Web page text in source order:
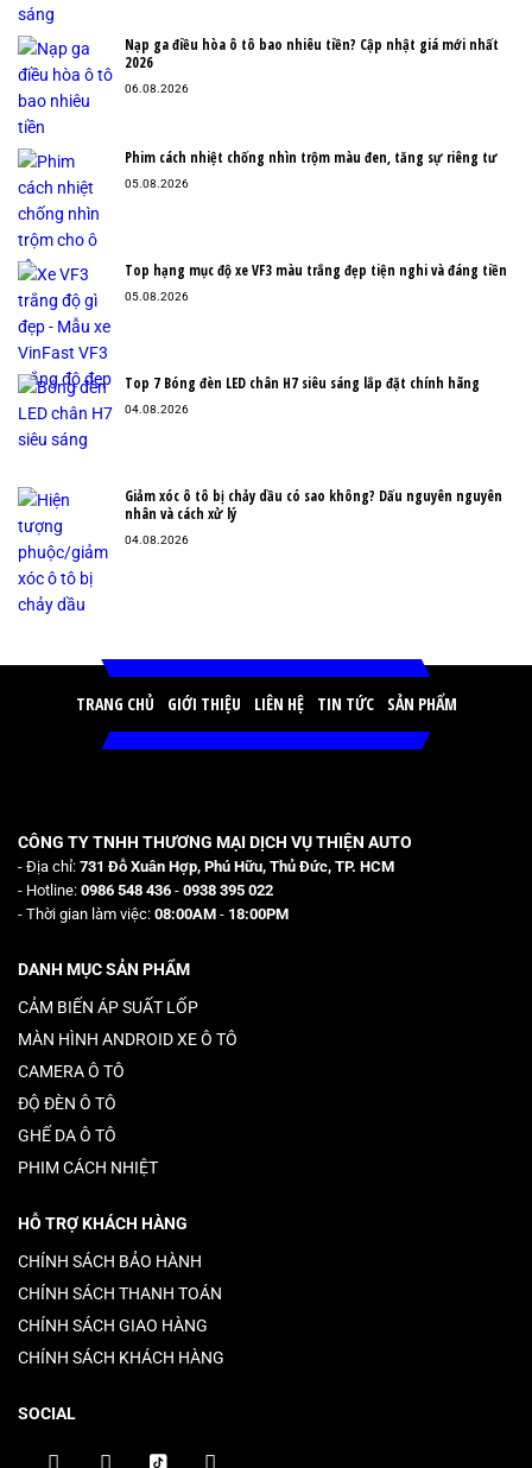
Nạp ga điều hòa ô tô bao nhiêu tiền? Cập nhật giá mới nhất
2026
06.08.2026
Phim cách nhiệt chống nhìn trộm màu đen, tăng sự riêng tư
05.08.2026
Top hạng mục độ xe VF3 màu trắng đẹp tiện nghi và đáng tiền
05.08.2026
Top 7 Bóng đèn LED chân H7 siêu sáng lắp đặt chính hãng
04.08.2026
Giảm xóc ô tô bị chảy dầu có sao không? Dấu nguyên nguyên
nhân và cách xử lý
04.08.2026
TRANG CHỦ GIỚI THIỆU LIÊN HỆ TIN TỨC SẢN PHẨM
CÔNG TY TNHH THƯƠNG MẠI DỊCH VỤ THIỆN AUTO
- Địa chỉ: 731 Đỗ Xuân Hợp, Phú Hữu, Thủ Đức, TP. HCM
- Hotline: 0986 548 436 - 0938 395 022
- Thời gian làm việc: 08:00AM - 18:00PM
DANH MỤC SẢN PHẨM
CẢM BIẾN ÁP SUẤT LỐP
MÀN HÌNH ANDROID XE Ô TÔ
CAMERA Ô TÔ
ĐỘ ĐÈN Ô TÔ
GHẾ DA Ô TÔ
PHIM CÁCH NHIỆT
HỖ TRỢ KHÁCH HÀNG
CHÍNH SÁCH BẢO HÀNH
CHÍNH SÁCH THANH TOÁN
CHÍNH SÁCH GIAO HÀNG
CHÍNH SÁCH KHÁCH HÀNG
SOCIAL